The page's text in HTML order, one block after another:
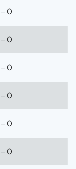
– 0
– 0
– 0
– 0
– 0
– 0